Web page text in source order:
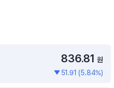
836.81 원
51.91 (5.84%)